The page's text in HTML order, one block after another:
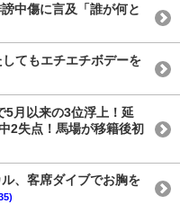
中傷に言及「誰が何と
てもエチエチボデーを
5月以来の3位浮上！延
2失点！馬場が移籍後初
、客席ダイブでお胸を